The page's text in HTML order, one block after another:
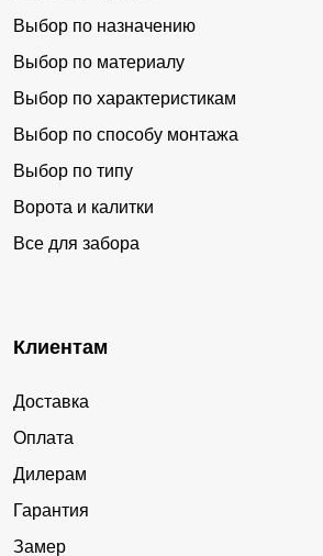
Выбор по назначению
Выбор по материалу
Выбор по характеристикам
Выбор по способу монтажа
Выбор по типу
Ворота и калитки
Все для забора
Клиентам
Доставка
Оплата
Дилерам
Гарантия
Замер